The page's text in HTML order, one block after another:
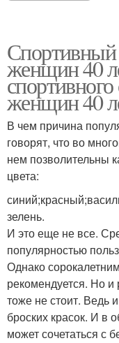
Спортивный
женщин 40
женщин 40
В чем причина
говорят, что во
нем позволительны
цвета:
зелень.
И это еще не все.
популярностью
Однако
рекомендуется. Но и
тоже не стоит. Ведь
броских красок. И в
может сочетаться с